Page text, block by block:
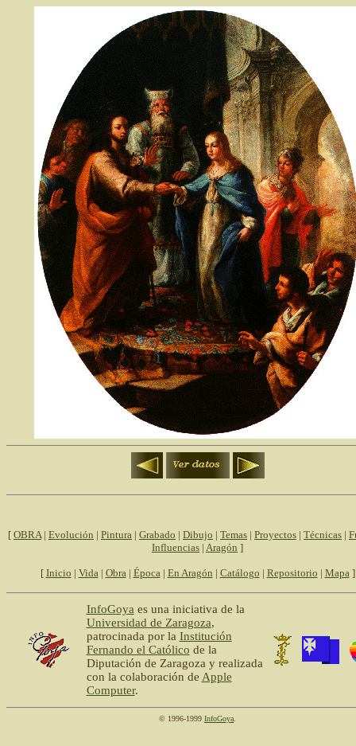
[ OBRA| Evolución | Pintura | Grabado | Dibujo | Temas | Proyectos | Técnicas |
Influencias | Aragón ]
[ Inicio | Vida| Obra| Época| En Aragón | Catálogo | Repositorio | Mapa]
InfoGoya es una iniciativa de la
Universidad de Zaragoza,
patrocinada por la Institución
Fernando el Católico de la
Diputación de Zaragoza y realizada
con la colaboración de Apple
Computer.
© 1996-1999 InfoGoya